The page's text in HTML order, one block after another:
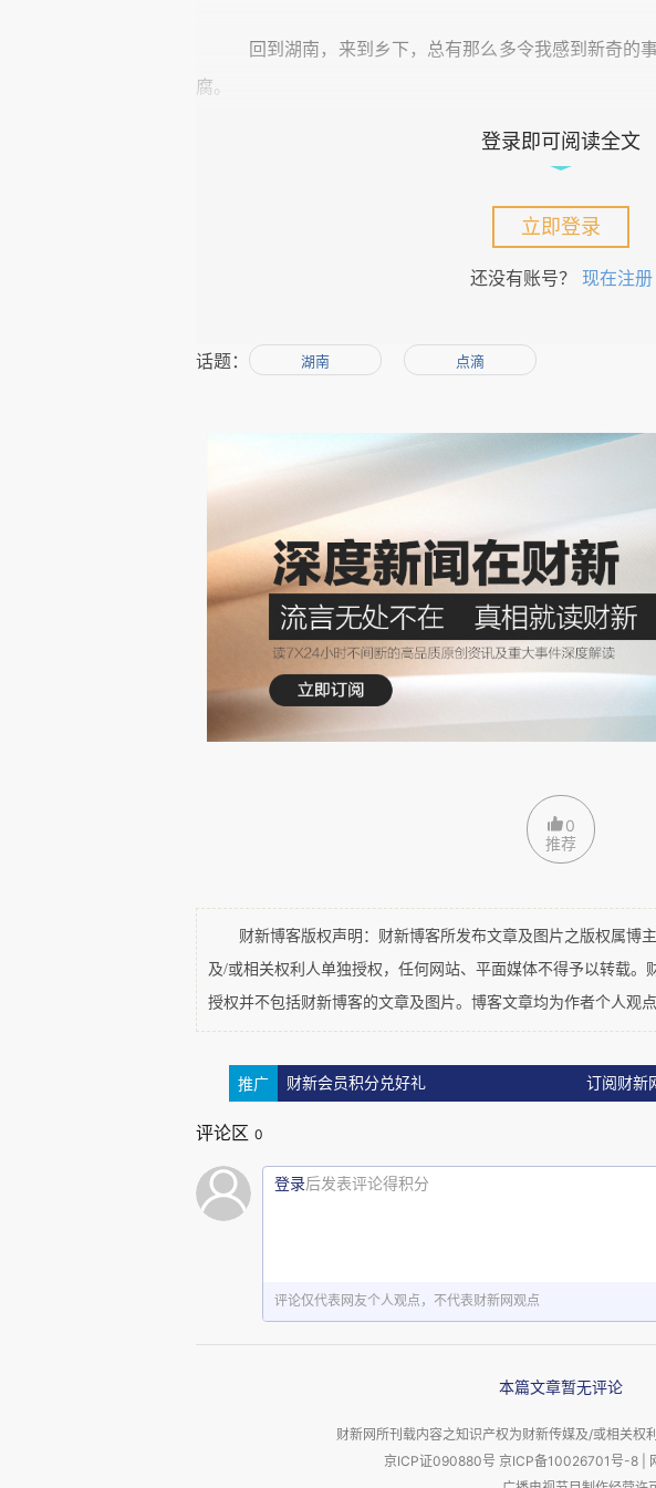
回到湖南，来到乡下，总有那么多令我感到新奇的
腐。
我从没有见过豆腐的形成，也没有吃过刚出炉的豆
后，舅爷爷又把豆子倒
屋，来到一台机器前面，舅爷爷打开了机器，用瓷碗舀黄
的巨响，黄豆糊像乳白色的岩浆慢慢地从下面的开口涌出
铁盆渐渐被糊糊盛满。舅爷爷再舀了一碗水，倒入机器中
腰提起铁盆，走向厨房。姑姑和我跟在后面，姑姑说：“
把豆子放在里面，用手一圈圈地推，最后磨成这个样子
了，都换成机器了。” 我问：
来的都差不多吧。”
别配一个大锅和一个小锅。灶旁有很多木柴，堆在墙旁边
的。左边有一个水缸，上面的水龙头打开就会流出清清的
经过包装加工的，我们这里的泉水才是真正的泉水，直接从
舅爷爷把一盆豆糊倒进大大的木盆里，舅奶奶用水
进盆里。舅爷爷又“变”出了一根木棍，快速地搅拌，直到
在一个白色塑料桶上套了个过滤用的布袋，把混合物小心
几下布袋，又打开继续往袋里倒混合物。舅奶奶继续将流
豆浆已经倒完了。舅爷爷往布袋里倒了一点热水，在木盆
把布袋放在上面。舅爷爷开始按压布袋，挤出剩余的豆浆。
登录即可阅读全文
立即登录
还没有账号？ 现在注册
话题： 湖南 点滴
0
推荐
财新博客版权声明：财新博客所发布文章及图片之版权属博
及/或相关权利人单独授权，任何网站、平面媒体不得予以转载。
授权并不包括财新博客的文章及图片。博客文章均为作者个人观
推广 财新会员积分兑好礼 订阅财新
评论区 0
登录后发表评论得积分
评论仅代表网友个人观点，不代表财新网观点
本篇文章暂无评论
财新网所刊载内容之知识产权为财新传媒及/或相关
京ICP证090880号 京ICP备10026701号-8